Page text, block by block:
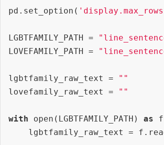
pd.set_option(
LGBTFAMILY_PATH =
LOVEFAMILY_PATH =
lgbtfamily_raw_text =
""
lovefamily_raw_text =
""
with open(LGBTFAMILY_PATH) as
lgbtfamily_raw_text =